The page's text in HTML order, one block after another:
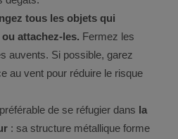
tous les objets qui
attachez-les. Fermez les
auvents. Si possible, garez
au vent pour réduire le risque
de se réfugier dans la
: sa structure métallique forme